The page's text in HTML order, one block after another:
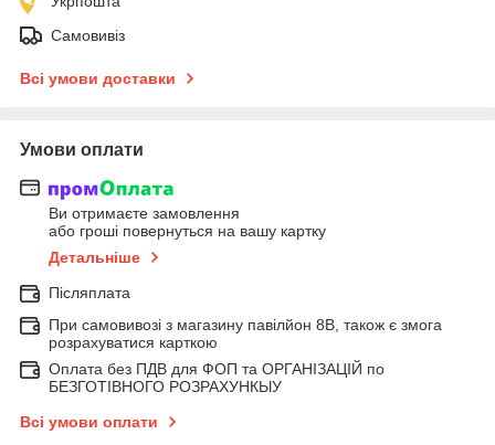
Самовивіз
Всі умови доставки
Умови оплати
Ви отримаєте замовлення
або гроші повернуться на вашу картку
Детальніше
Післяплата
При самовивозі з магазину павілйон 8В, також є змога
розрахуватися карткою
Оплата без ПДВ для ФОП та ОРГАНІЗАЦІЙ по
БЕЗГОТІВНОГО РОЗРАХУНКЫУ
Всі умови оплати